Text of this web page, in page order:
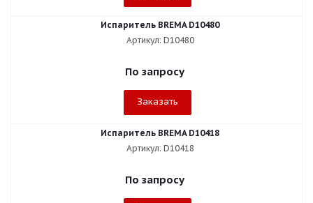
Испаритель BREMA D10480
Артикул: D10480
По запросу
Заказать
Испаритель BREMA D10418
Артикул: D10418
По запросу